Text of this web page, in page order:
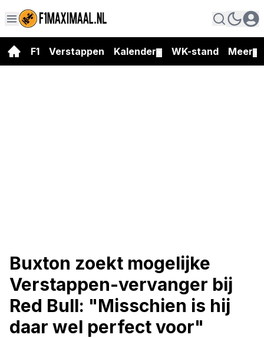
F1 Verstappen Kalender WK-stand Meer
Buxton zoekt mogelijke
Verstappen-vervanger bij
Red Bull: "Misschien is hij
daar wel perfect voor"